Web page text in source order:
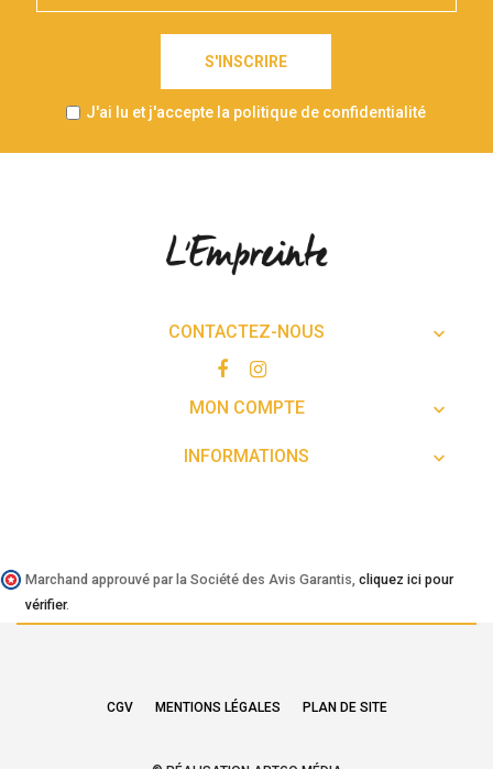
S'INSCRIRE
J'ai lu et j'accepte la politique de confidentialité
CONTACTEZ-NOUS 
MON COMPTE 
INFORMATIONS 
Marchand approuvé par la Société des Avis Garantis, cliquez ici pour
vérifier.
CGV MENTIONS LÉGALES PLAN DE SITE